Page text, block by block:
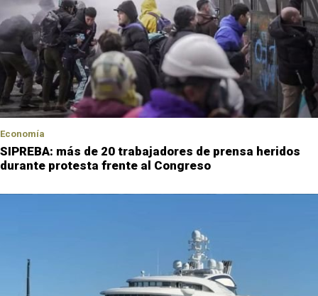
Economía
SIPREBA: más de 20 trabajadores de prensa heridos
durante protesta frente al Congreso